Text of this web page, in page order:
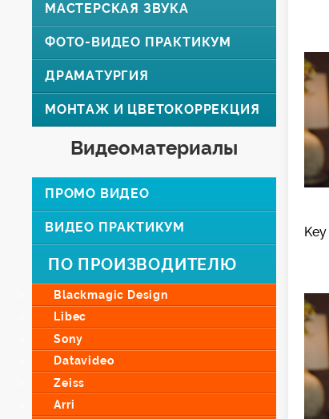
МАСТЕРСКАЯ ЗВУКА
ФОТО-ВИДЕО ПРАКТИКУМ
ДРАМАТУРГИЯ
МОНТАЖ И ЦВЕТОКОРРЕКЦИЯ
Видеоматериалы
ПРОМО ВИДЕО
ВИДЕО ПРАКТИКУМ
ПО ПРОИЗВОДИТЕЛЮ
Blackmagic Design
Libec
Sony
Datavideo
Zeiss
Arri